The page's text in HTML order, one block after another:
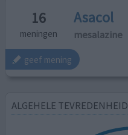
16
meningen
Asacol
mesalazine
geef mening
ALGEHELE TEVREDENHEID